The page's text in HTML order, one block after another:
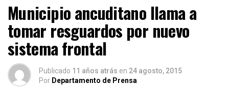
Municipio ancuditano llama a
tomar resguardos por nuevo
sistema frontal
Publicado 11 años atrás en 24 agosto, 2015
Por Departamento de Prensa